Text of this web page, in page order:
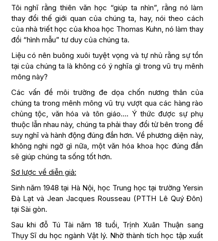
Tôi nghĩ rằng thiên văn học “giúp ta nhìn”, rằng nó làm
thay đổi thế giới quan của chúng ta, hay, nói theo cách
của nhà triết học của khoa học Thomas Kuhn, nó làm thay
đổi “hình mẫu” tư duy của chúng ta.
Liệu có nên buông xuôi tuyệt vọng và tự nhủ rằng sự tồn
tại của chúng ta là không có ý nghĩa gì trong vũ trụ mênh
mông này?
Các vấn đề môi trường đe dọa chốn nương thân của
chúng ta trong mênh mông vũ trụ vượt qua các hàng rào
chủng tộc, văn hóa và tôn giáo…. Ý thức được sự phụ
thuộc lẫn nhau này, chúng ta phải thay đổi từ bên trong để
suy nghĩ và hành động đúng đắn hơn. Về phương diện này,
không nghi ngờ gì nữa, một văn hóa khoa học đúng đắn
sẽ giúp chúng ta sống tốt hơn.
Sơ lược về diễn giả:
Sinh năm 1948 tại Hà Nội, học Trung học tại trường Yersin
Đà Lạt và Jean Jacques Rousseau (PTTH Lê Quý Đôn)
tại Sài gòn.
Sau khi đỗ Tú Tài năm 18 tuổi, Trịnh Xuân Thuận sang
Thụy Sĩ du học ngành Vật lý. Nhờ thành tích học tập xuất